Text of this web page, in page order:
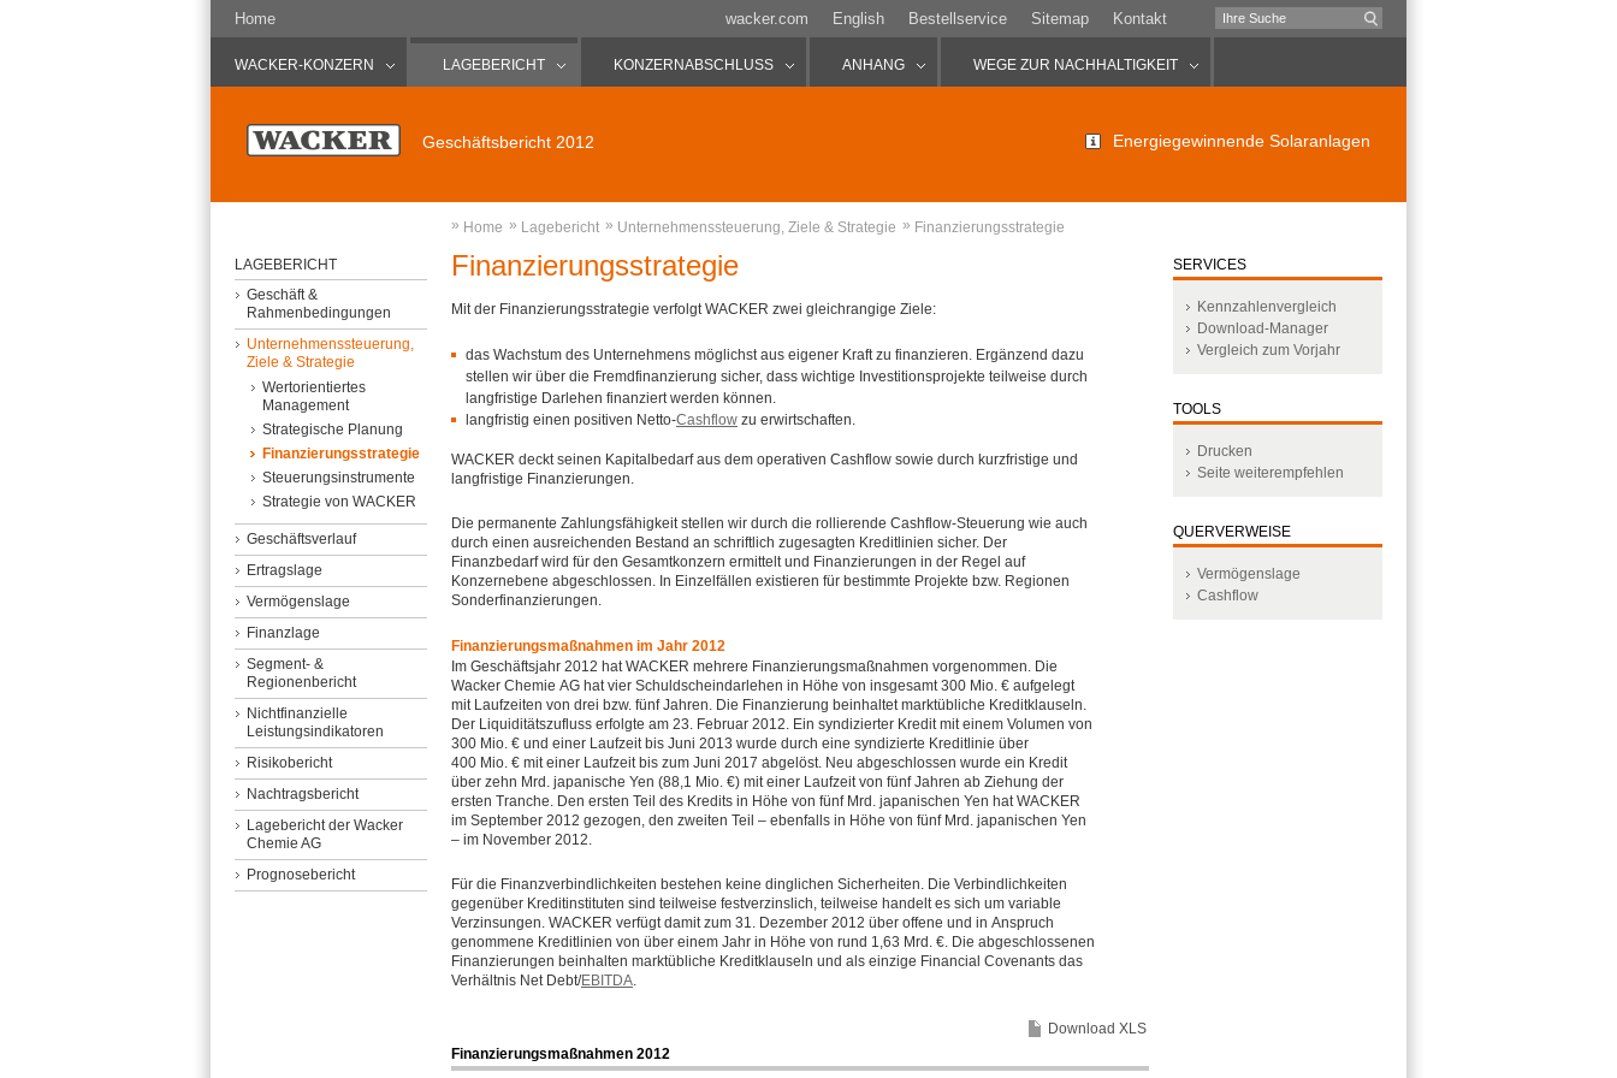
Home wacker.com English Bestellservice Sitemap Kontakt
WACKER-KONZERN LAGEBERICHT KONZERNABSCHLUSS ANHANG WEGE ZUR NACHHALTIGKEIT
Energiegewinnende Solaranlagen
Geschäftsbericht 2012
» Home » Lagebericht » Unternehmenssteuerung, Ziele & Strategie » Finanzierungsstrategie
Finanzierungsstrategie
Mit der Finanzierungsstrategie verfolgt WACKER zwei gleichrangige Ziele:
das Wachstum des Unternehmens möglichst aus eigener Kraft zu finanzieren. Ergänzend dazu
stellen wir über die Fremdfinanzierung sicher, dass wichtige Investitionsprojekte teilweise durch
langfristige Darlehen finanziert werden können.
langfristig einen positiven Netto-Cashflow zu erwirtschaften.
WACKER deckt seinen Kapitalbedarf aus dem operativen Cashflow sowie durch kurzfristige und
langfristige Finanzierungen.
Die permanente Zahlungsfähigkeit stellen wir durch die rollierende Cashflow-Steuerung wie auch
durch einen ausreichenden Bestand an schriftlich zugesagten Kreditlinien sicher. Der
Finanzbedarf wird für den Gesamtkonzern ermittelt und Finanzierungen in der Regel auf
Konzernebene abgeschlossen. In Einzelfällen existieren für bestimmte Projekte bzw. Regionen
Sonderfinanzierungen.
Finanzierungsmaßnahmen im Jahr 2012
Im Geschäftsjahr 2012 hat WACKER mehrere Finanzierungsmaßnahmen vorgenommen. Die
Wacker Chemie AG hat vier Schuldscheindarlehen in Höhe von insgesamt 300 Mio. € aufgelegt
mit Laufzeiten von drei bzw. fünf Jahren. Die Finanzierung beinhaltet marktübliche Kreditklauseln.
Der Liquiditätszufluss erfolgte am 23. Februar 2012. Ein syndizierter Kredit mit einem Volumen von
300 Mio. € und einer Laufzeit bis Juni 2013 wurde durch eine syndizierte Kreditlinie über
400 Mio. € mit einer Laufzeit bis zum Juni 2017 abgelöst. Neu abgeschlossen wurde ein Kredit
über zehn Mrd. japanische Yen (88,1 Mio. €) mit einer Laufzeit von fünf Jahren ab Ziehung der
ersten Tranche. Den ersten Teil des Kredits in Höhe von fünf Mrd. japanischen Yen hat WACKER
im September 2012 gezogen, den zweiten Teil – ebenfalls in Höhe von fünf Mrd. japanischen Yen
– im November 2012.
Für die Finanzverbindlichkeiten bestehen keine dinglichen Sicherheiten. Die Verbindlichkeiten
gegenüber Kreditinstituten sind teilweise festverzinslich, teilweise handelt es sich um variable
Verzinsungen. WACKER verfügt damit zum 31. Dezember 2012 über offene und in Anspruch
genommene Kreditlinien von über einem Jahr in Höhe von rund 1,63 Mrd. €. Die abgeschlossenen
Finanzierungen beinhalten marktübliche Kreditklauseln und als einzige Financial Covenants das
Verhältnis Net Debt/EBITDA.
Download XLS
Finanzierungsmaßnahmen 2012
SERVICES
Kennzahlenvergleich
Download-Manager
Vergleich zum Vorjahr
TOOLS
Drucken
Seite weiterempfehlen
QUERVERWEISE
Vermögenslage
Cashflow
LAGEBERICHT
Geschäft &
Rahmenbedingungen
Unternehmenssteuerung,
Ziele & Strategie
Wertorientiertes
Management
Strategische Planung
Finanzierungsstrategie
Steuerungsinstrumente
Strategie von WACKER
Geschäftsverlauf
Ertragslage
Vermögenslage
Finanzlage
Segment- &
Regionenbericht
Nichtfinanzielle
Leistungsindikatoren
Risikobericht
Nachtragsbericht
Lagebericht der Wacker
Chemie AG
Prognosebericht